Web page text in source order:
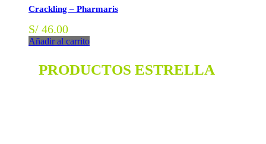
Crackling – Pharmaris
S/ 46.00
Añadir al carrito
PRODUCTOS ESTRELLA